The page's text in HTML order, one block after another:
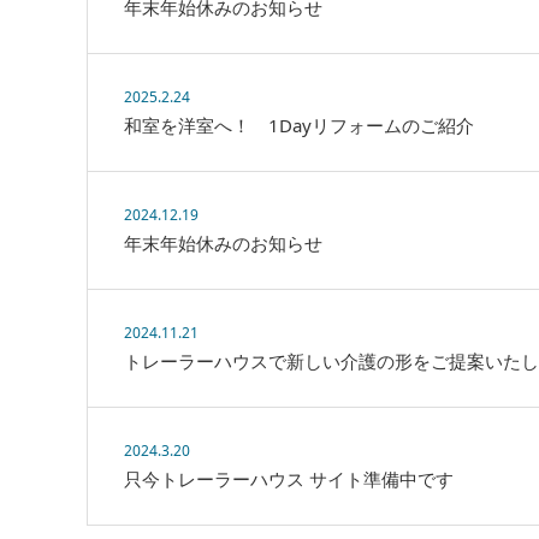
年末年始休みのお知らせ
2025.2.24
和室を洋室へ！ 1Dayリフォームのご紹介
2024.12.19
年末年始休みのお知らせ
2024.11.21
トレーラーハウスで新しい介護の形をご提案いた
2024.3.20
只今トレーラーハウス サイト準備中です